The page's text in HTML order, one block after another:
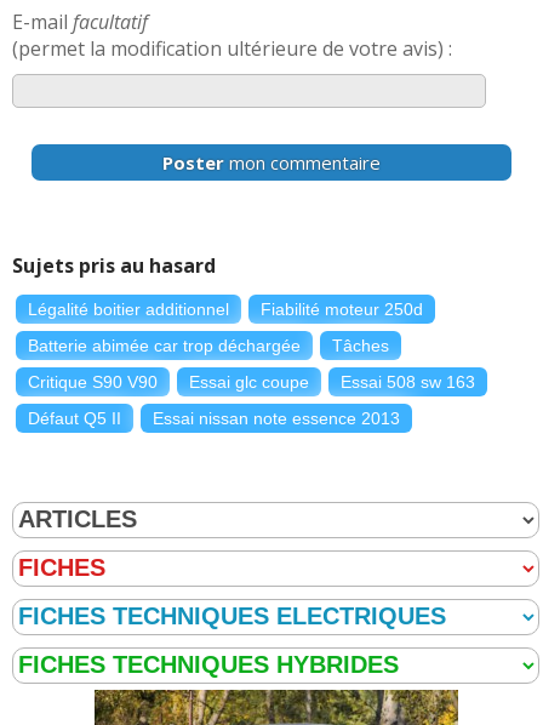
E-mail facultatif
(permet la modification ultérieure de votre avis) :
Poster mon commentaire
Sujets pris au hasard
Légalité boitier additionnel
Fiabilité moteur 250d
Batterie abimée car trop déchargée
Tâches
Critique S90 V90
Essai glc coupe
Essai 508 sw 163
Défaut Q5 II
Essai nissan note essence 2013